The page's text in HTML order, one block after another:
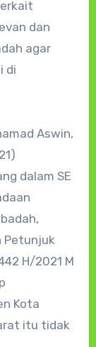
dan
agar
di
Aswin,
dalam SE
Petunjuk
H/2021 M
Kota
itu tidak